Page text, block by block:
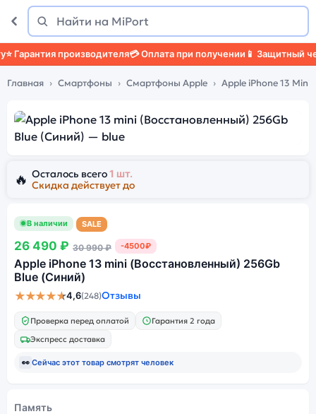
Поиск
Найти
производителя💳 Оплата при получении📱 Защитный чехол
Главная Смартфоны Смартфоны Apple Apple iPhone 13 Mini
🔥 Осталось всего1 шт.
Скидка действует до
В наличии SALE
26 490 ₽ 30 990 ₽ -4500₽
Apple iPhone 13 mini (Восстановленный) 256Gb
Blue (Синий)
★★★★★4,6(248)Отзывы
Проверка перед оплатой
Гарантия 2 года
Экспресс доставка
👀 Сейчас этот товар смотрят человек
Память